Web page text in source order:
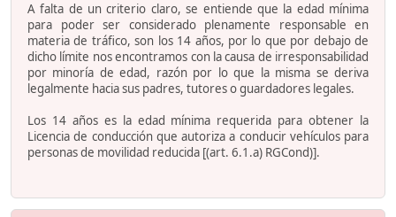
A falta de un criterio claro, se entiende que la edad mínima
para poder ser considerado plenamente responsable en
materia de tráfico, son los 14 años, por lo que por debajo de
dicho límite nos encontramos con la causa de irresponsabilidad
por minoría de edad, razón por lo que la misma se deriva
legalmente hacia sus padres, tutores o guardadores legales.
Los 14 años es la edad mínima requerida para obtener la
Licencia de conducción que autoriza a conducir vehículos para
personas de movilidad reducida [(art. 6.1.a) RGCond)].